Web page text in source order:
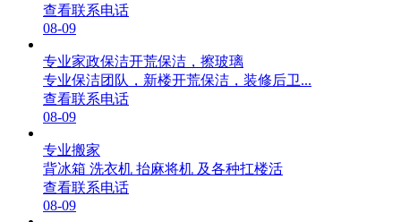
查看联系电话
08-09
专业家政保洁开荒保洁，擦玻璃
专业保洁团队，新楼开荒保洁，装修后卫...
查看联系电话
08-09
专业搬家
背冰箱 洗衣机 抬麻将机 及各种扛楼活
查看联系电话
08-09